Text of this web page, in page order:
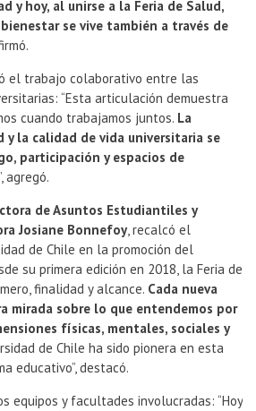
y hoy, al unirse a la Feria de Salud,
se vive también a través de
el trabajo colaborativo entre las
“Esta articulación demuestra
cuando trabajamos juntos. La
y la calidad de vida universitaria se
participación y espacios de
”, agregó.
de Asuntos Estudiantiles y
Josiane Bonnefoy, recalcó el
de Chile en la promoción del
su primera edición en 2018, la Feria de
finalidad y alcance. Cada nueva
mirada sobre lo que entendemos por
físicas, mentales, sociales y
de Chile ha sido pionera en esta
educativo”, destacó.
equipos y facultades involucradas: “Hoy